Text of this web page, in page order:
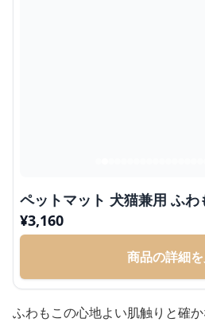
ペットマット 犬猫兼用 ふわ
¥3,160
商品の詳細
ふわもこの心地よい肌触りと確